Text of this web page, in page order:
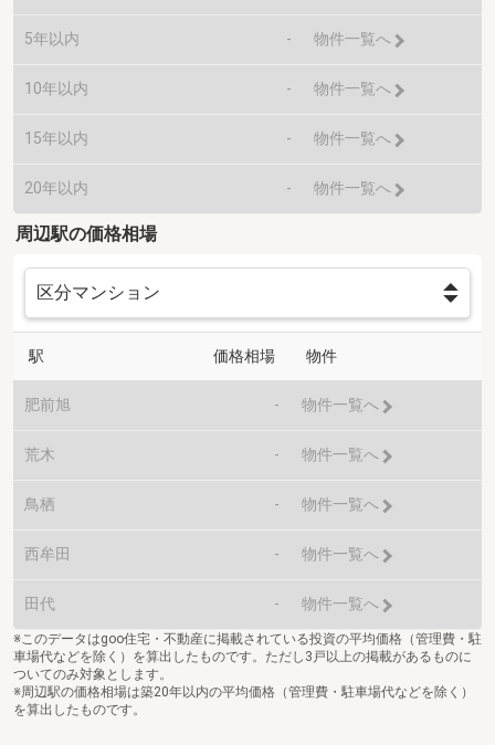
5年以内 - 物件一覧へ
10年以内 - 物件一覧へ
15年以内 - 物件一覧へ
20年以内 - 物件一覧へ
周辺駅の価格相場
駅 価格相場 物件
肥前旭 - 物件一覧へ
荒木 - 物件一覧へ
鳥栖 - 物件一覧へ
西牟田 - 物件一覧へ
田代 - 物件一覧へ
※このデータはgoo住宅・不動産に掲載されている投資の平均価格（管理費・駐
車場代などを除く）を算出したものです。ただし3戸以上の掲載があるものに
ついてのみ対象とします。
※周辺駅の価格相場は築20年以内の平均価格（管理費・駐車場代などを除く）
を算出したものです。